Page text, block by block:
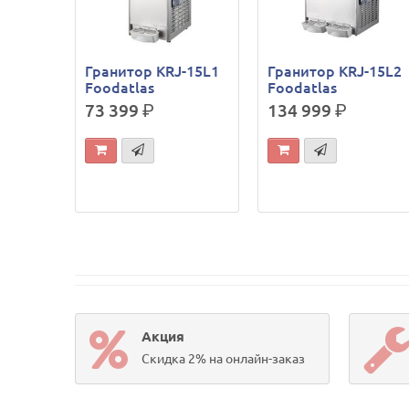
Гранитор KRJ-15L1
Foodatlas
73 399р.
Гранитор KRJ-15L2
Foodatlas
134 999р.
Акция
Скидка 2% на онлайн-заказ